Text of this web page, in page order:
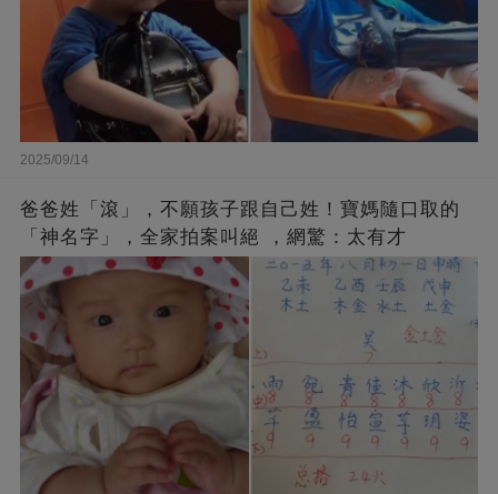
2025/09/14
爸爸姓「滾」，不願孩子跟自己姓！寶媽隨口取的
「神名字」，全家拍案叫絕 ，網驚：太有才